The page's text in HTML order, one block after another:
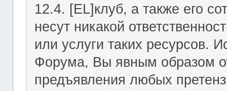
12.4. [EL]клуб, а также его
несут никакой
или услуги таких ресурсов.
Форума, Вы явным образом
предъявления любых